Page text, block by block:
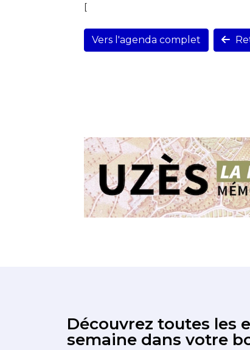
[
Vers l'agenda complet
Découvrez toutes les
semaine dans votre